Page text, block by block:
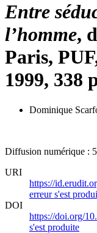
Entre
l’homme,
Paris,
1999, 338
Dominique
Diffusion numérique :
URI
https://
erreur s'est
DOI
https://doi.org/
s'est produite